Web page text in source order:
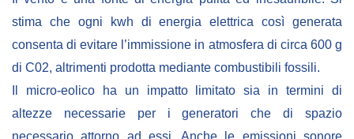
stima che ogni kwh di energia elettrica così generata
consenta di evitare l’immissione in atmosfera di circa 600 g
di C02, altrimenti prodotta mediante combustibili fossili.
Il micro-eolico ha un impatto limitato sia in termini di
altezze necessarie per i generatori che di spazio
necessario attorno ad essi. Anche le emissioni sonore